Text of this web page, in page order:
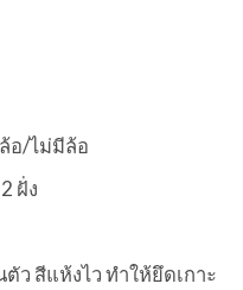
อ/ไม่มีล้อ
ฝั่ง
ว สีแห้งไว ทำให้ยึดเกาะ